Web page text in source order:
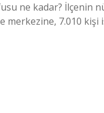
ne kadar? İlçenin
merkezine, 7.010